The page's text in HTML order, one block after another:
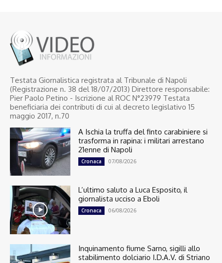
Testata Giornalistica registrata al Tribunale di Napoli
(Registrazione n. 38 del 18/07/2013) Direttore responsabile:
Pier Paolo Petino - Iscrizione al ROC N°23979 Testata
beneficiaria dei contributi di cui al decreto legislativo 15
maggio 2017, n.70
A Ischia la truffa del finto carabiniere si
trasforma in rapina: i militari arrestano
21enne di Napoli
Cronaca 07/08/2026
L’ultimo saluto a Luca Esposito, il
giornalista ucciso a Eboli
Cronaca 06/08/2026
Inquinamento fiume Sarno, sigilli allo
stabilimento dolciario I.D.A.V. di Striano